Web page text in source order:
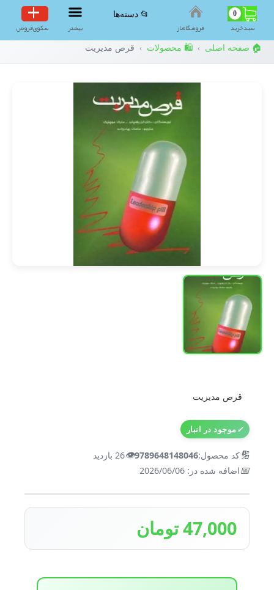
0
سبد‌خرید فروشگاه‌ناز
📂 دسته‌ها
بیشتر سکوی‌فروش
🏠 صفحه اصلی › 🛍️ محصولات › قرص مدیریت
قرص مدیریت
✓موجود در انبار
🔢کد محصول:9789648148046
👁️26 بازدید
📅اضافه شده در: 2026/06/06
47,000 تومان